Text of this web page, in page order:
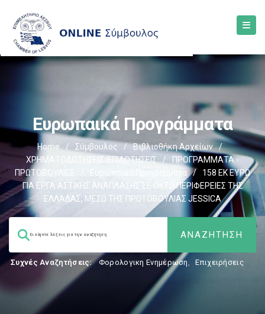
Ευρωπαικά Προγράμματα
Home / Σύμβουλος / Βιβλιοθήκη Αρχείων
/
ΧΡΗΜΑΤΟΔΟΤΗΣΕΙΣ-ΕΠΙΔΟΤΗΣΕΙΣ
/
ΠΡΟΓΡΑΜΜΑΤΑ -
ΠΡΩΤΟΒΟΥΛΙΕΣ
Ευρωπαικά Προγράμματα /
158 ΕΚ ΕΥΡΩ
ΓΙΑ ΕΡΓΑ ΑΣΤΙΚΗΣ ΑΝΑΠΛΑΣΗΣ ΣΕ ΟΚΤΩ ΠΕΡΙΦΕΡΕΙΕΣ ΤΗΣ
ΕΛΛΑΔΑΣ, ΜΕΣΩ ΤΗΣ ΠΡΩΤΟΒΟΥΛΙΑΣ JESSICA
Συχνές Αναζητήσεις: Φορολογικη Ενημέρωση, Επιχειρήσεις